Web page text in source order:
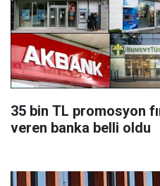
35 bin TL promosyon
veren banka belli oldu